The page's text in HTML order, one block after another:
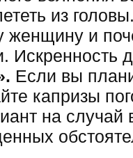
из
женщину и
Если вы
капризы
на случай